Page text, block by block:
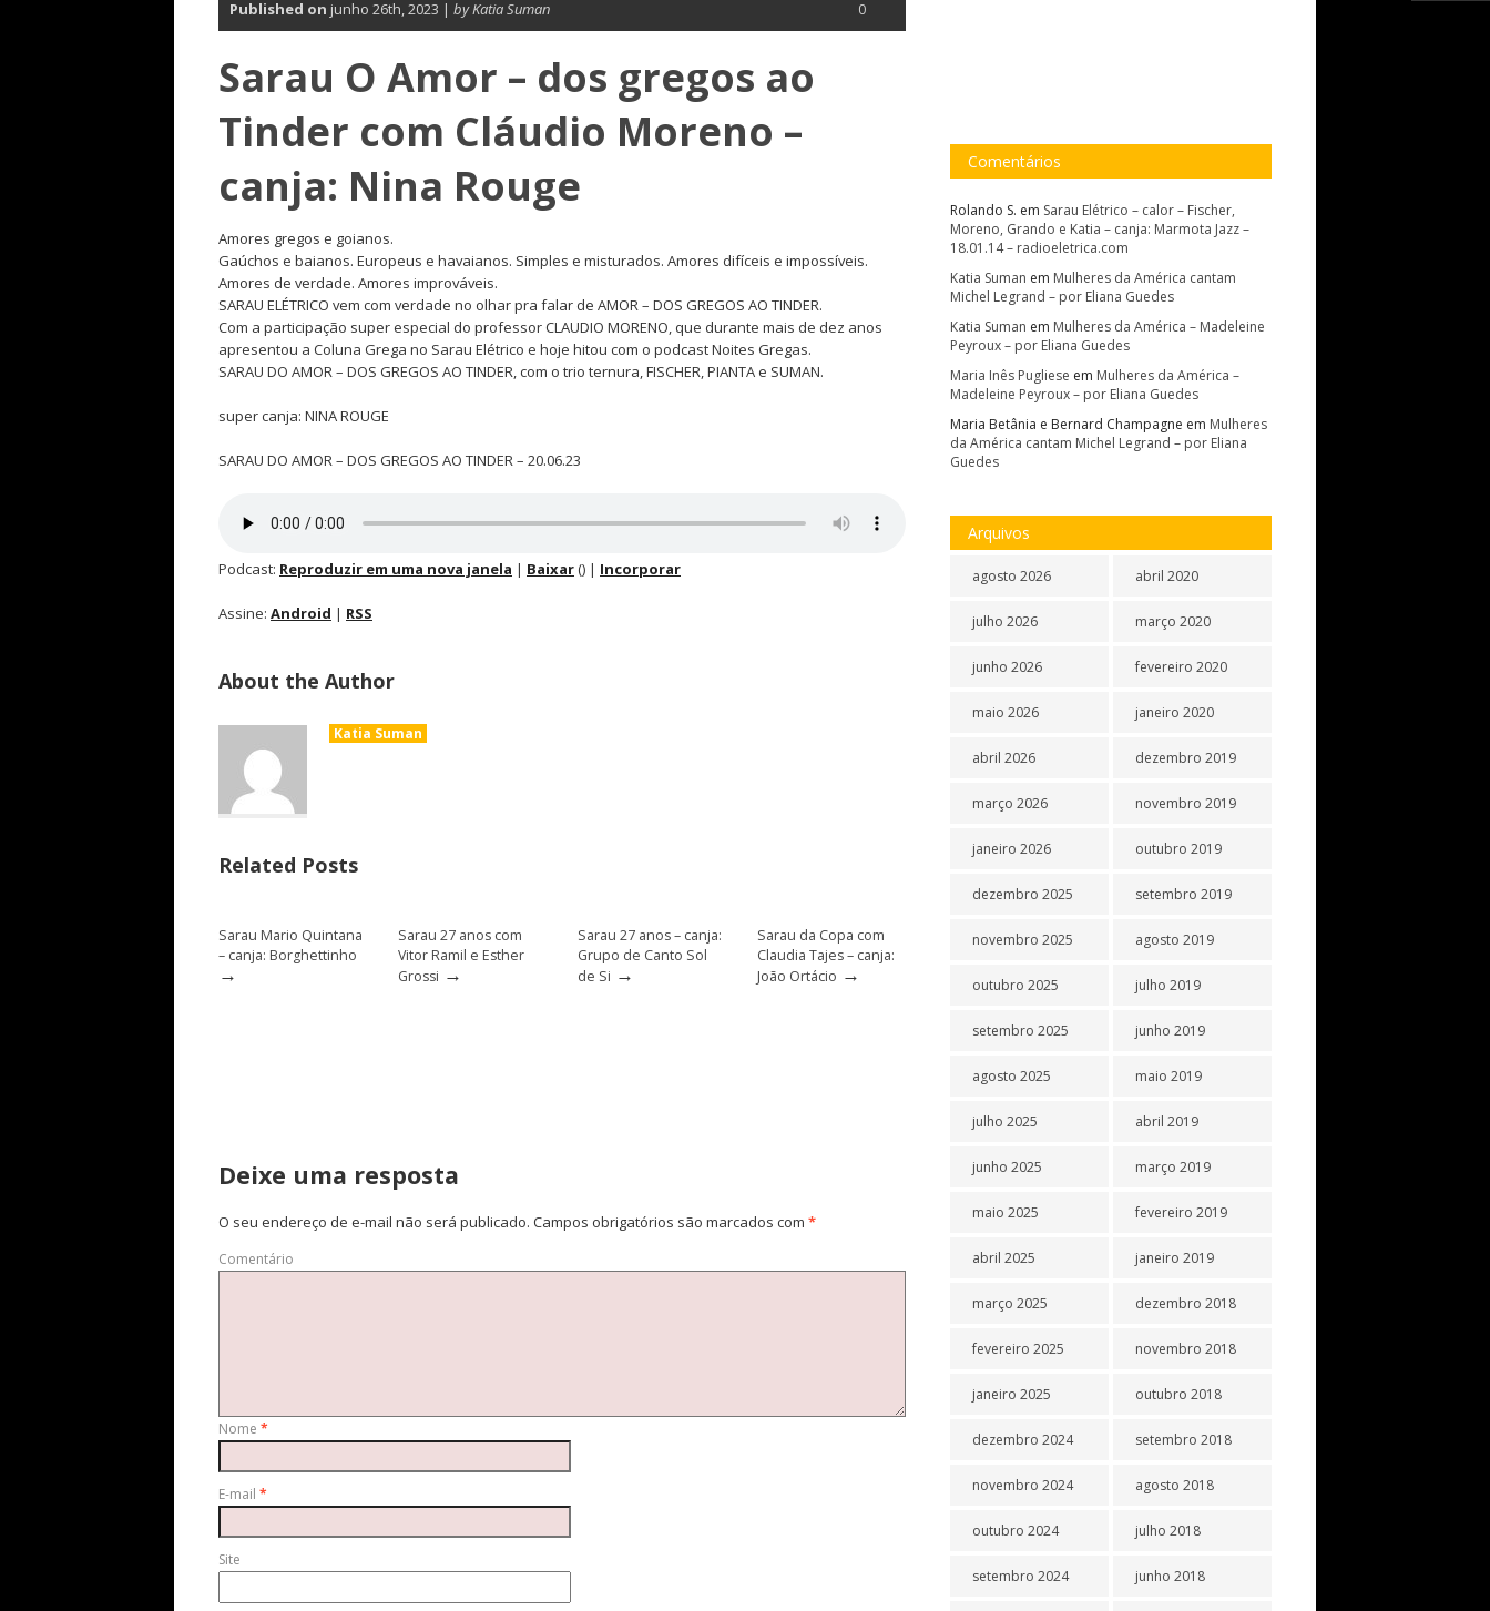
Published on junho 26th, 2023 | by Katia Suman 0
Sarau O Amor – dos gregos ao
Tinder com Cláudio Moreno –
canja: Nina Rouge
Amores gregos e goianos.
Gaúchos e baianos. Europeus e havaianos. Simples e misturados. Amores difíceis e impossíveis.
Amores de verdade. Amores improváveis.
SARAU ELÉTRICO vem com verdade no olhar pra falar de AMOR – DOS GREGOS AO TINDER.
Com a participação super especial do professor CLAUDIO MORENO, que durante mais de dez anos
apresentou a Coluna Grega no Sarau Elétrico e hoje hitou com o podcast Noites Gregas.
SARAU DO AMOR – DOS GREGOS AO TINDER, com o trio ternura, FISCHER, PIANTA e SUMAN.
super canja: NINA ROUGE
SARAU DO AMOR – DOS GREGOS AO TINDER – 20.06.23
Podcast: Reproduzir em uma nova janela | Baixar() | Incorporar
Assine: Android | RSS
About the Author
Katia Suman
Related Posts
Sarau Mario Quintana
– canja: Borghettinho
→
Sarau 27 anos com
Vitor Ramil e Esther
Grossi →
Sarau 27 anos – canja:
Grupo de Canto Sol
de Si →
Sarau da Copa com
Claudia Tajes – canja:
João Ortácio →
Deixe uma resposta
O seu endereço de e-mail não será publicado. Campos obrigatórios são marcados com *
Comentário
Nome *
E-mail *
Site
Comentários
Rolando S. em Sarau Elétrico – calor – Fischer,
Moreno, Grando e Katia – canja: Marmota Jazz –
18.01.14 – radioeletrica.com
Katia Suman em Mulheres da América cantam
Michel Legrand – por Eliana Guedes
Katia Suman em Mulheres da América – Madeleine
Peyroux – por Eliana Guedes
Maria Inês Pugliese em Mulheres da América –
Madeleine Peyroux – por Eliana Guedes
Maria Betânia e Bernard Champagne em Mulheres
da América cantam Michel Legrand – por Eliana
Guedes
Arquivos
agosto 2026
julho 2026
junho 2026
maio 2026
abril 2026
março 2026
janeiro 2026
dezembro 2025
novembro 2025
outubro 2025
setembro 2025
agosto 2025
julho 2025
junho 2025
maio 2025
abril 2025
março 2025
fevereiro 2025
janeiro 2025
dezembro 2024
novembro 2024
outubro 2024
setembro 2024
abril 2020
março 2020
fevereiro 2020
janeiro 2020
dezembro 2019
novembro 2019
outubro 2019
setembro 2019
agosto 2019
julho 2019
junho 2019
maio 2019
abril 2019
março 2019
fevereiro 2019
janeiro 2019
dezembro 2018
novembro 2018
outubro 2018
setembro 2018
agosto 2018
julho 2018
junho 2018